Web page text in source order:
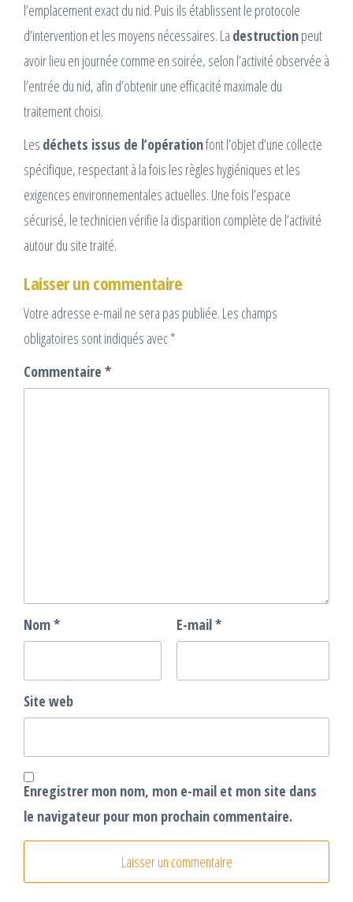
l’emplacement exact du nid. Puis ils établissent le protocole
d’intervention et les moyens nécessaires. La destructionpeut
avoir lieu en journée comme en soirée, selon l’activité observée à
l’entrée du nid, afin d’obtenir une efficacité maximale du
traitement choisi.
Les déchets issus de l’opérationfont l’objet d’une collecte
spécifique, respectant à la fois les règles hygiéniques et les
exigences environnementales actuelles. Une fois l’espace
sécurisé, le technicien vérifie la disparition complète de l’activité
autour du site traité.
Laisser un commentaire
Votre adresse e-mail ne sera pas publiée. Les champs
obligatoires sont indiqués avec*
Commentaire *
Nom* E-mail*
Site web
Enregistrer mon nom, mon e-mail et mon site dans
le navigateur pour mon prochain commentaire.